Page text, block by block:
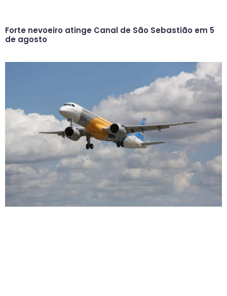
Forte nevoeiro atinge Canal de São Sebastião em 5
de agosto